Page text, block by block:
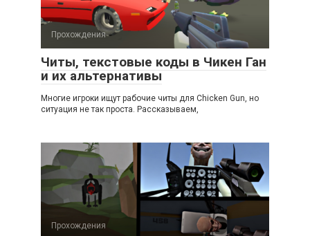
Прохождения
Читы, текстовые коды в Чикен Ган
и их альтернативы
Многие игроки ищут рабочие читы для Chicken Gun, но
ситуация не так проста. Рассказываем,
Прохождения